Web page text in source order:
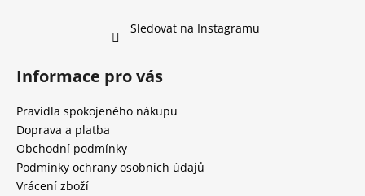
Sledovat na Instagramu
Informace pro vás
Pravidla spokojeného nákupu
Doprava a platba
Obchodní podmínky
Podmínky ochrany osobních údajů
Vrácení zboží